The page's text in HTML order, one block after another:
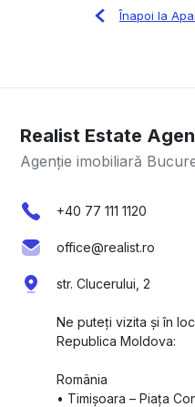
Înapoi la
Realist Estate
Agenție imobiliară
+40 77 111 1120
office@realist.ro
str. Clucerului, 2
Ne puteți vizita și în
Republica Moldova:
România
•⁠ ⁠Timișoara – Piața